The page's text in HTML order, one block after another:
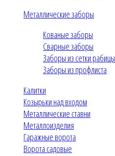
Металлические заборы
Кованые заборы
Сварные заборы
Заборы из сетки рабицы
Заборы из профлиста
Калитки
Козырьки над входом
Металлические ставни
Металлоизделия
Гаражные ворота
Ворота садовые